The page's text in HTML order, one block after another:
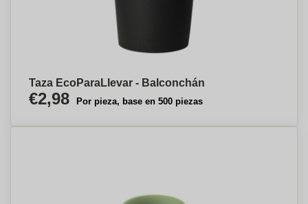
Taza EcoParaLlevar - Balconchán
€2,98 Por pieza, base en 500 piezas